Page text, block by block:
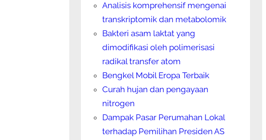
Analisis komprehensif mengenai
transkriptomik dan metabolomik
Bakteri asam laktat yang
dimodifikasi oleh polimerisasi
radikal transfer atom
Bengkel Mobil Eropa Terbaik
Curah hujan dan pengayaan
nitrogen
Dampak Pasar Perumahan Lokal
terhadap Pemilihan Presiden AS